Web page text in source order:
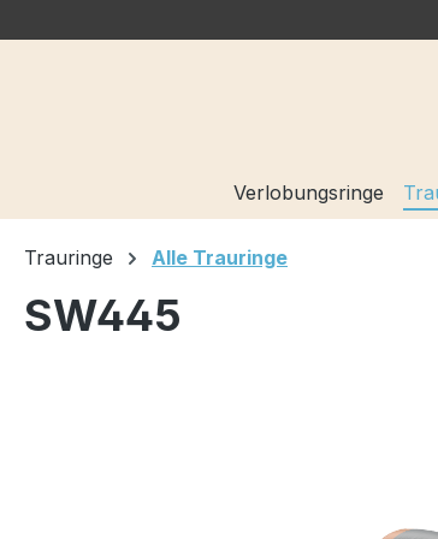
Verlobungsringe
Trauringe Alle Trauringe
SW445